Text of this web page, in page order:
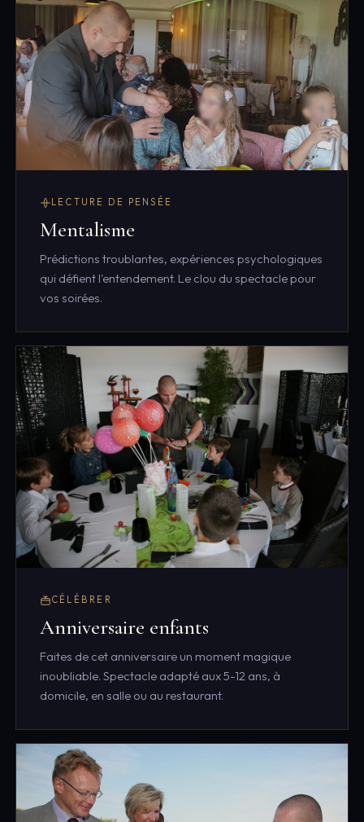
LECTURE DE PENSÉE
Mentalisme
Prédictions troublantes, expériences psychologiques
qui défient l'entendement. Le clou du spectacle pour
vos soirées.
CÉLÉBRER
Anniversaire enfants
Faites de cet anniversaire un moment magique
inoubliable. Spectacle adapté aux 5-12 ans, à
domicile, en salle ou au restaurant.